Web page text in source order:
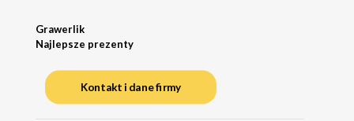
Grawerlik
Najlepsze prezenty
Kontakt i dane firmy